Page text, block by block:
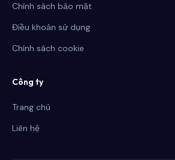
Chính sách bảo mật
Điều khoản sử dụng
Chính sách cookie
Công ty
Trang chủ
Liên hệ